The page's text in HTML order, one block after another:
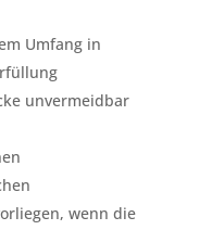
Umfang in
unvermeidbar
wenn die